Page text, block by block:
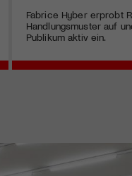
Fabrice Hyber erprobt
Handlungsmuster auf
Publikum aktiv ein.